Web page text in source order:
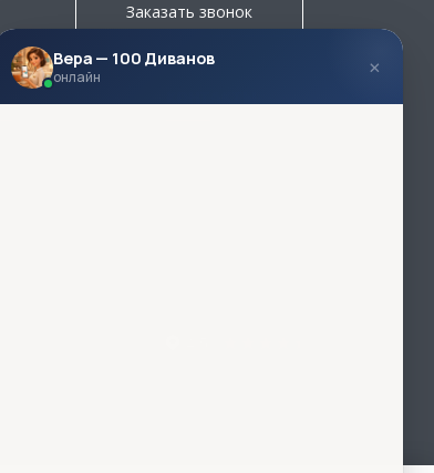
Заказать звонок
СОЦСЕТЯХ
Вера — 100 Диванов
онлайн ×